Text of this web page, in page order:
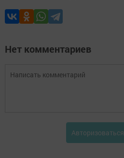
Нет комментариев
Авторизоваться